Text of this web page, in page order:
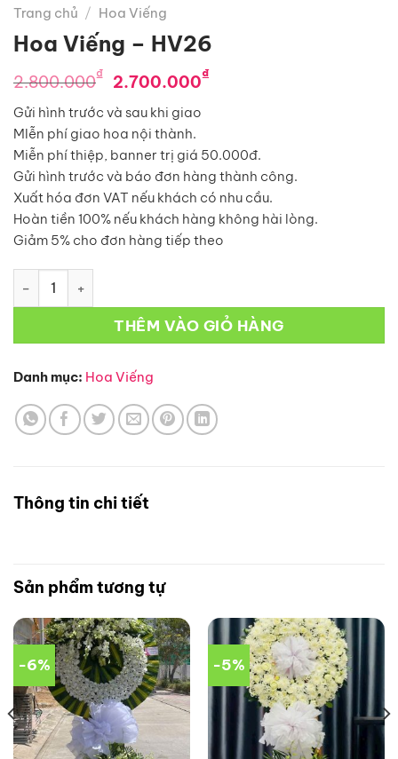
Trang chủ / Hoa Viếng
Hoa Viếng – HV26
2.800.000₫ Giá
gốc
là:
2.800.000₫.
2.700.000₫Giá
là:
2.700.000₫.
Gửi hình trước và sau khi giao
MIễn phí giao hoa nội thành.
Miễn phí thiệp, banner trị giá 50.000đ.
Gửi hình trước và báo đơn hàng thành công.
Xuất hóa đơn VAT nếu khách có nhu cầu.
Hoàn tiền 100% nếu khách hàng không hài lòng.
Giảm 5% cho đơn hàng tiếp theo
Hoa Viếng – HV26 số lượng
THÊM VÀO GIỎ HÀNG
Danh mục: Hoa Viếng
Thông tin chi tiết
Sản phẩm tương tự
-6% -5%